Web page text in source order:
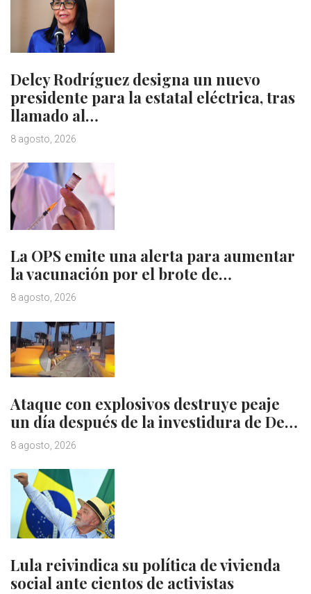
Delcy Rodríguez designa un nuevo
presidente para la estatal eléctrica, tras
llamado al…
8 agosto, 2026
La OPS emite una alerta para aumentar
la vacunación por el brote de…
8 agosto, 2026
Ataque con explosivos destruye peaje
un día después de la investidura de De…
8 agosto, 2026
Lula reivindica su política de vivienda
social ante cientos de activistas